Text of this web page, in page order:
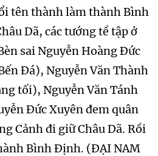
tên thành làm thành Bình
Dã, các tướng tề tập ở
sai Nguyễn Hoàng Đức
Đá), Nguyễn Văn Thành
tối), Nguyễn Văn Tánh
Đức Xuyên đem quân
Cảnh đi giữ Châu Dã. Rồi
Bình Định. (ĐẠI NAM